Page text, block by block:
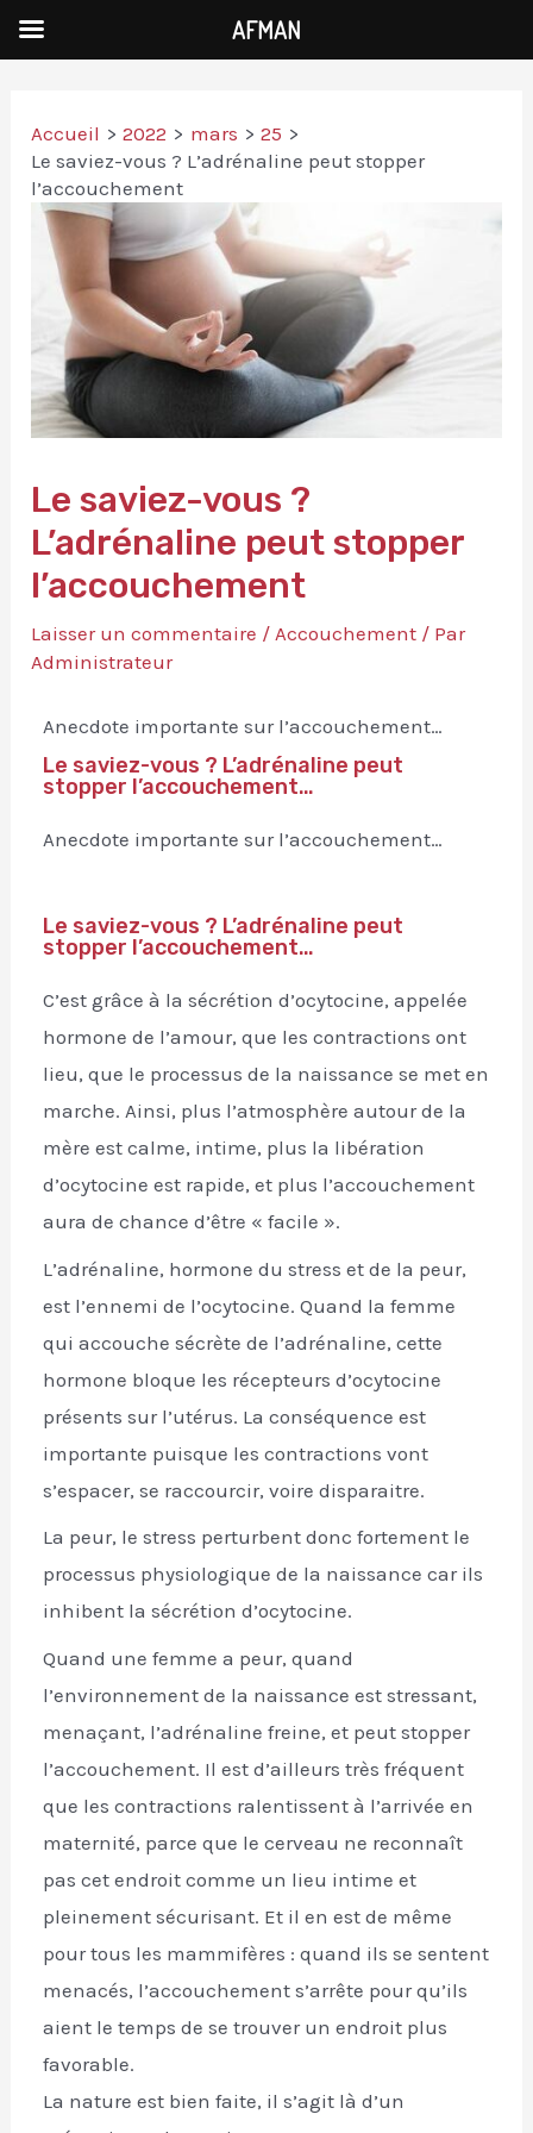
Accueil 2022 mars
25
Le saviez-vous ? L’adrénaline peut stopper
l’accouchement
Le saviez-vous ?
L’adrénaline peut stopper
l’accouchement
Laisser un commentaire / Accouchement / Par
Administrateur
Anecdote importante sur l’accouchement…
Le saviez-vous ? L’adrénaline peut
stopper l’accouchement…
Anecdote importante sur l’accouchement…
Le saviez-vous ? L’adrénaline peut
stopper l’accouchement…
C’est grâce à la sécrétion d’ocytocine, appelée
hormone de l’amour, que les contractions ont
lieu, que le processus de la naissance se met en
marche. Ainsi, plus l’atmosphère autour de la
mère est calme, intime, plus la libération
d’ocytocine est rapide, et plus l’accouchement
aura de chance d’être « facile ».
L’adrénaline, hormone du stress et de la peur,
est l’ennemi de l’ocytocine. Quand la femme
qui accouche sécrète de l’adrénaline, cette
hormone bloque les récepteurs d’ocytocine
présents sur l’utérus. La conséquence est
importante puisque les contractions vont
s’espacer, se raccourcir, voire disparaitre.
La peur, le stress perturbent donc fortement le
processus physiologique de la naissance car ils
inhibent la sécrétion d’ocytocine.
Quand une femme a peur, quand
l’environnement de la naissance est stressant,
menaçant, l’adrénaline freine, et peut stopper
l’accouchement. Il est d’ailleurs très fréquent
que les contractions ralentissent à l’arrivée en
maternité, parce que le cerveau ne reconnaît
pas cet endroit comme un lieu intime et
pleinement sécurisant. Et il en est de même
pour tous les mammifères : quand ils se sentent
menacés, l’accouchement s’arrête pour qu’ils
aient le temps de se trouver un endroit plus
favorable.
La nature est bien faite, il s’agit là d’un
AFMAN